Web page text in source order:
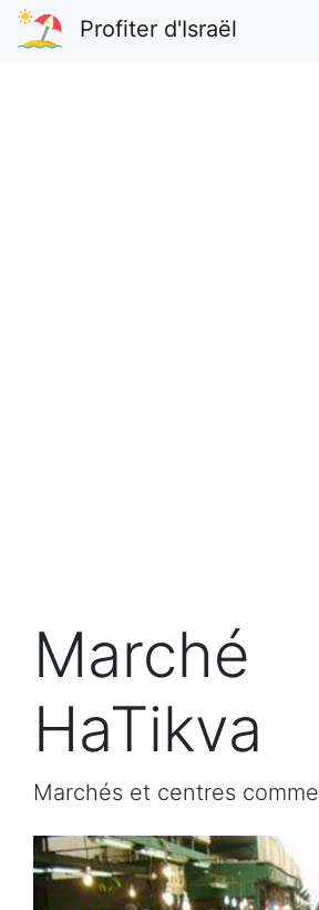
Profiter d'Israël
Marché
HaTikva
Marchés et centres